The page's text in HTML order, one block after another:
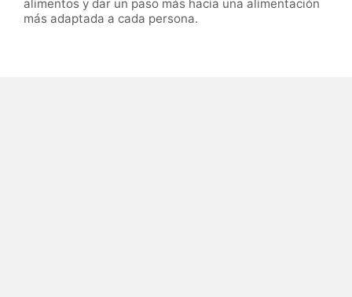
alimentos y dar un paso más hacia una alimentación
más adaptada a cada persona.